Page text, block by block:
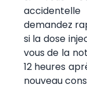
demandez
si la dose
vous de la
12 heures
nouveau